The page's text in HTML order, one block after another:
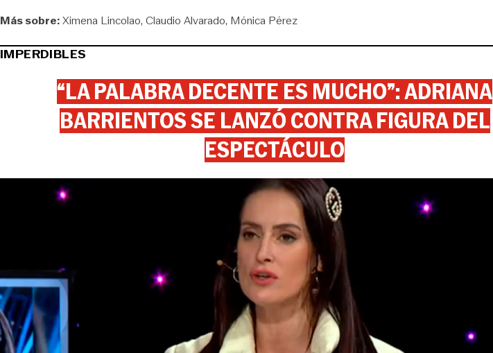
Más sobre:Ximena Lincolao Claudio Alvarado Mónica Pérez
IMPERDIBLES
“LA PALABRA DECENTE ES MUCHO”: ADRIANA
BARRIENTOS SE LANZÓ CONTRA FIGURA DEL
ESPECTÁCULO